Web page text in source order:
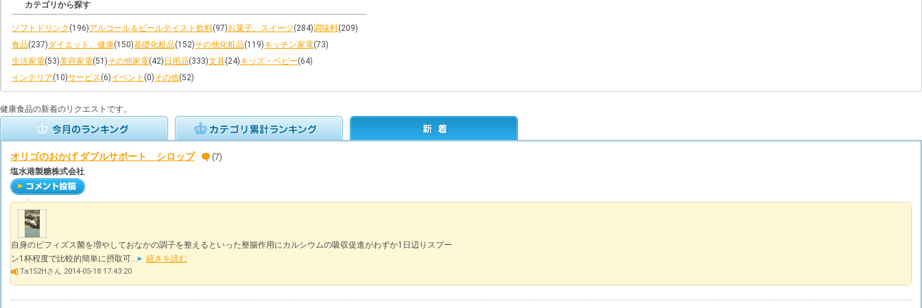
カテゴリから探す
ソフトドリンク (196)アルコール＆ビールテイスト飲料(97)お菓子、スイーツ(284)調味料(209)
食品(237)ダイエット、健康(150)基礎化粧品(152)その他化粧品(119)キッチン家電(73)
生活家電(53)美容家電(51)その他家電(42) 日用品(333)文具(24)キッズ・ベビー(64)
インテリア(10)サービス(6)イベント (0)その他(52)
健康食品の新着のリクエストです。
オリゴのおかげ ダブルサポート シロップ
(7)
塩水港製糖株式会社
自身のビフィズス菌を増やしておなかの調子を整えるといった整腸作用にカルシウムの吸収促進がわずか1日辺りスプー
ン1杯程度で比較的簡単に摂取可...
続きを読む
Ta152Hさん 2014-05-18 17:43:20